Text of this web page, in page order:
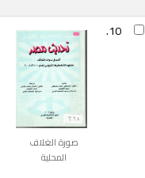
10.
صورة الغلاف
المحلية